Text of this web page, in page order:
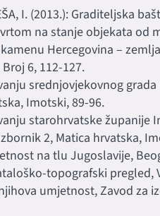
I. (2013.): Graditeljska
na stanje objekata od
Hercegovina –
6, 112-127.
srednjovjekovnog
Imotski, 89-96.
starohrvatske
2, Matica hrvatska,
na tlu Jugoslavije,
topografski pregled,
njihova umjetnost, Zavod za